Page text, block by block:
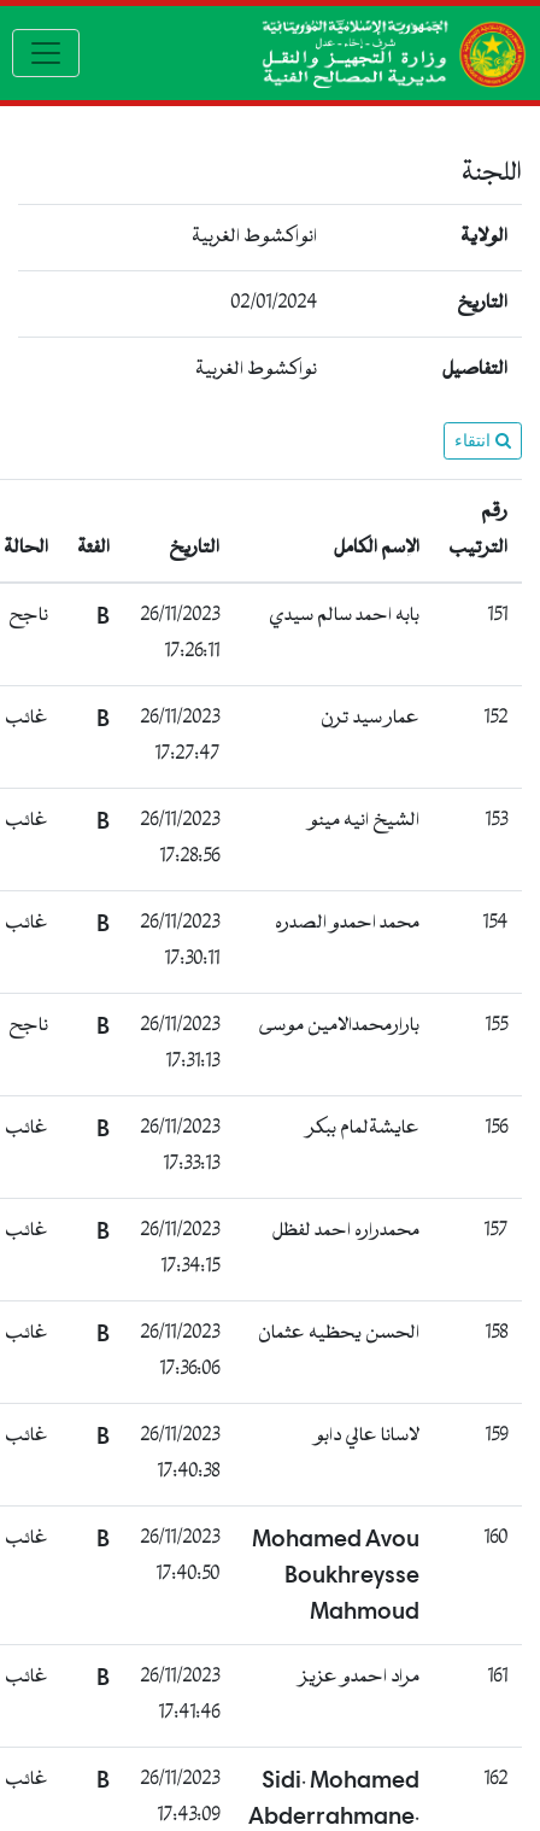
اللجنة
الولاية انواكشوط الغربية
التاريخ 02/01/2024
التفاصيل نواكشوط الغربية
انتقاء
رقم
الترتيب
الإسم الكامل التاريخ الفئة الحالة
151 بابه احمد سالم سيدي
26/11/2023
17:26:11
B ناجح
152 عمار سيد ترن
26/11/2023
17:27:47
B غائب
153 الشيخ انيه مينو
26/11/2023
17:28:56
B غائب
154 محمد احمدو الصدره
26/11/2023
17:30:11
B غائب
155 بارارمحمدالامين موسى
26/11/2023
17:31:13
B ناجح
156 عايشةلمام ببكر
26/11/2023
17:33:13
B غائب
157 محمدراره احمد لفظل
26/11/2023
17:34:15
B غائب
158 الحسن يحظيه عثمان
26/11/2023
17:36:06
B غائب
159 لاسانا عالي دابو
26/11/2023
17:40:38
B غائب
160
Mohamed Avou
Boukhreysse
Mahmoud
26/11/2023
17:40:50
B غائب
161 مراد احمدو عزيز
26/11/2023
17:41:46
B غائب
162
Sidi. Mohamed
Abderrahmane.
26/11/2023
17:43:09
B غائب